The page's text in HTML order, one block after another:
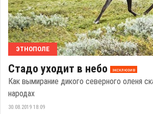
ЭТНОПОЛЕ
Стадо уходит в небо эксклюзив
Как вымирание дикого северного оленя
народах
30.08.2019 18:09